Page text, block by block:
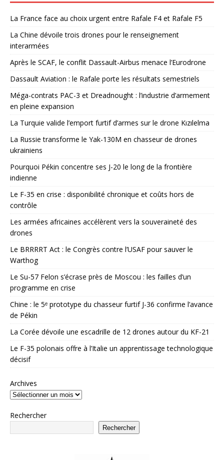
La France face au choix urgent entre Rafale F4 et Rafale F5
La Chine dévoile trois drones pour le renseignement
interarmées
Après le SCAF, le conflit Dassault-Airbus menace l’Eurodrone
Dassault Aviation : le Rafale porte les résultats semestriels
Méga-contrats PAC-3 et Dreadnought : l’industrie d’armement
en pleine expansion
La Turquie valide l’emport furtif d’armes sur le drone Kızılelma
La Russie transforme le Yak-130M en chasseur de drones
ukrainiens
Pourquoi Pékin concentre ses J-20 le long de la frontière
indienne
Le F-35 en crise : disponibilité chronique et coûts hors de
contrôle
Les armées africaines accélèrent vers la souveraineté des
drones
Le BRRRRT Act : le Congrès contre l’USAF pour sauver le
Warthog
Le Su-57 Felon s’écrase près de Moscou : les failles d’un
programme en crise
Chine : le 5ᵉ prototype du chasseur furtif J-36 confirme l’avance
de Pékin
La Corée dévoile une escadrille de 12 drones autour du KF-21
Le F-35 polonais offre à l’Italie un apprentissage technologique
décisif
Archives
Rechercher
Rechercher